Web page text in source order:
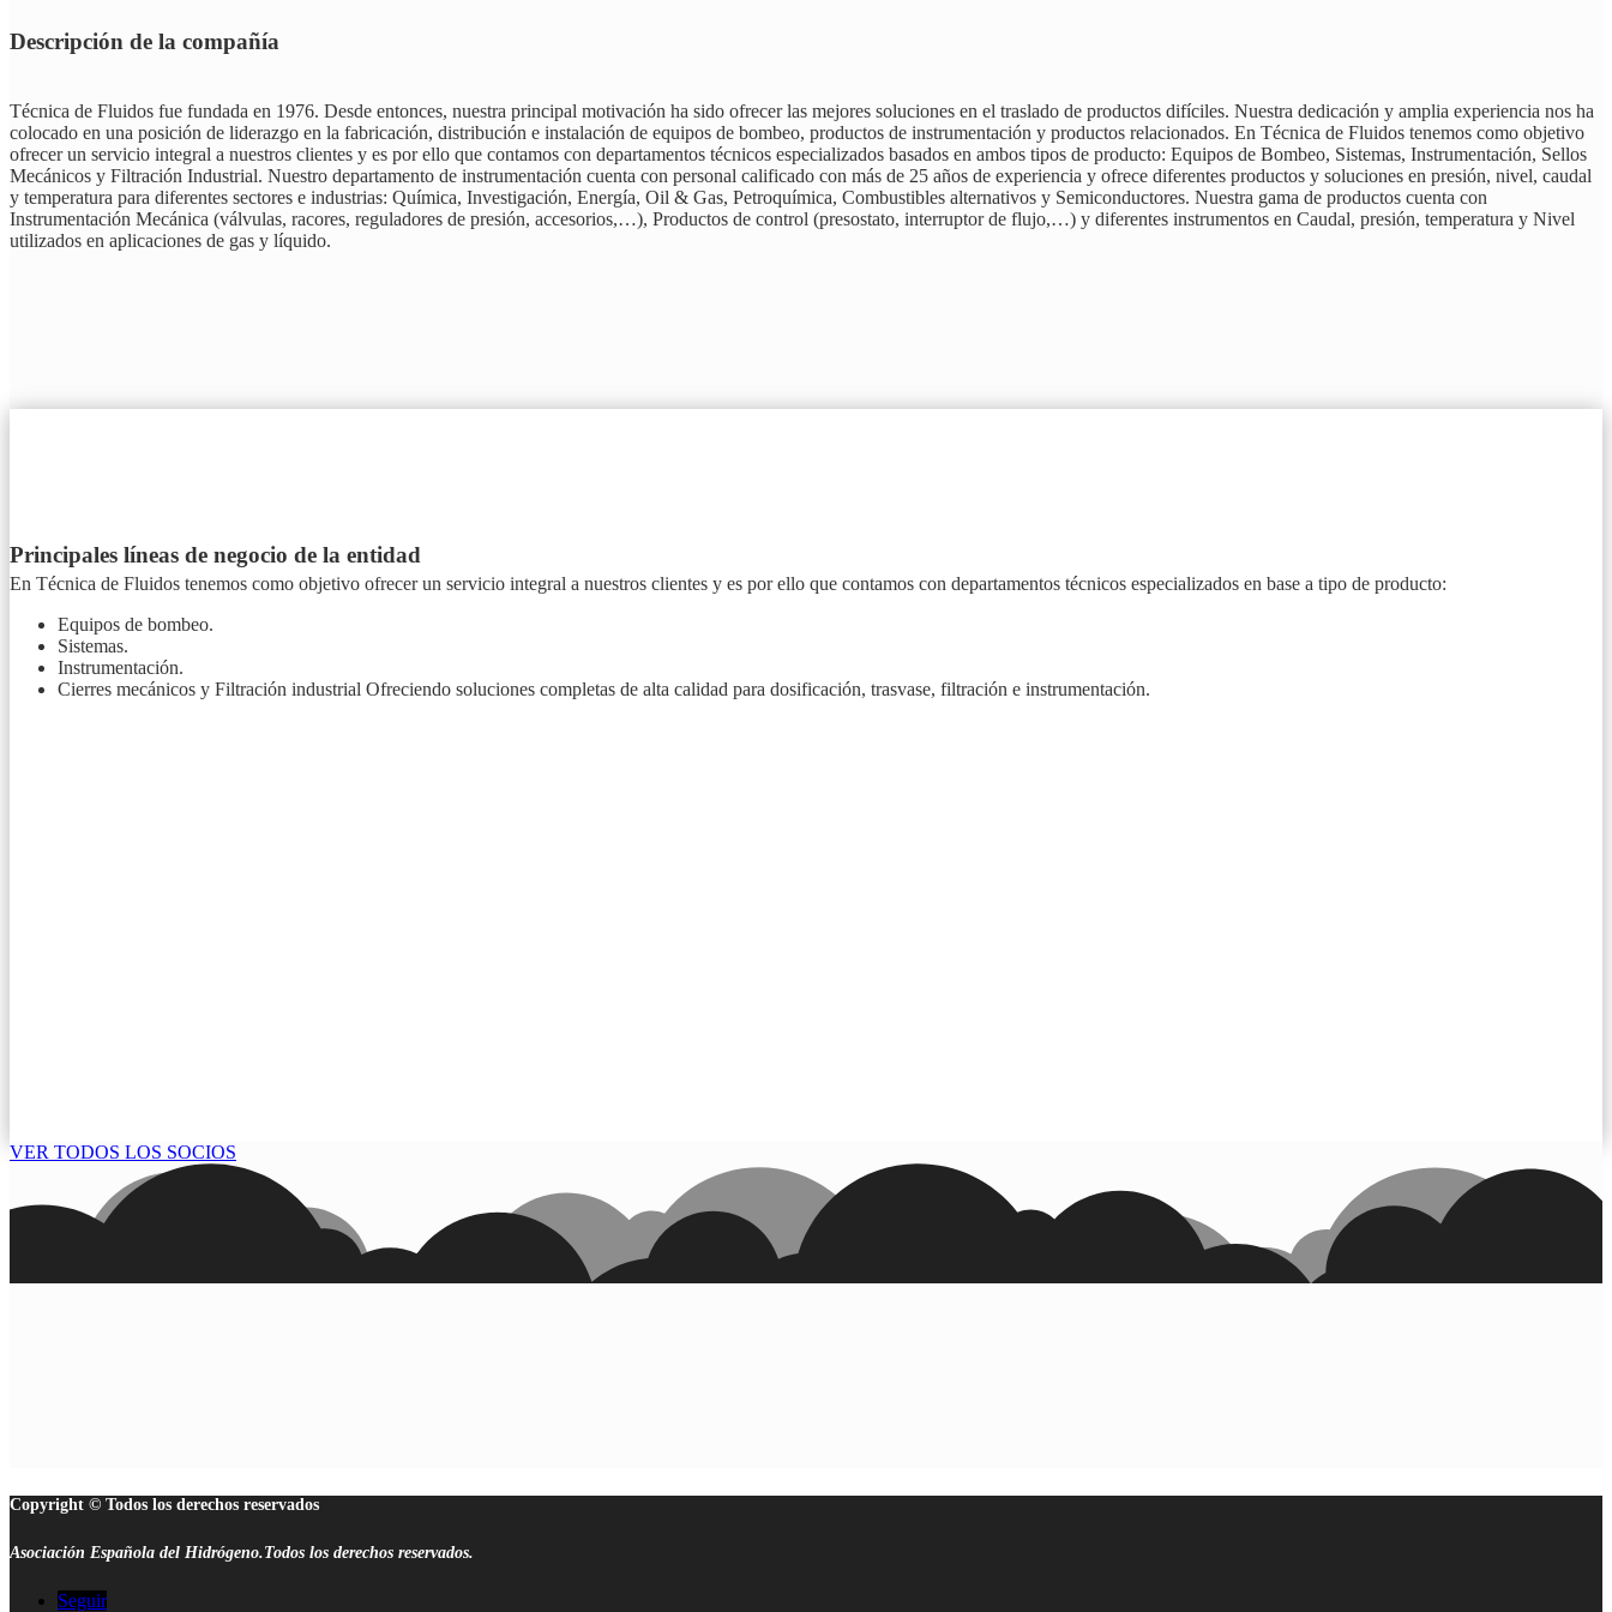
Descripción de la compañía
Técnica de Fluidos fue fundada en 1976. Desde entonces, nuestra principal motivación ha sido ofrecer las mejores soluciones en el traslado de productos difíciles. Nuestra dedicación y amplia experiencia nos ha
colocado en una posición de liderazgo en la fabricación, distribución e instalación de equipos de bombeo, productos de instrumentación y productos relacionados. En Técnica de Fluidos tenemos como objetivo
ofrecer un servicio integral a nuestros clientes y es por ello que contamos con departamentos técnicos especializados basados ​​en ambos tipos de producto: Equipos de Bombeo, Sistemas, Instrumentación, Sellos
Mecánicos y Filtración Industrial. Nuestro departamento de instrumentación cuenta con personal calificado con más de 25 años de experiencia y ofrece diferentes productos y soluciones en presión, nivel, caudal
y temperatura para diferentes sectores e industrias: Química, Investigación, Energía, Oil & Gas, Petroquímica, Combustibles alternativos y Semiconductores. Nuestra gama de productos cuenta con
Instrumentación Mecánica (válvulas, racores, reguladores de presión, accesorios,…), Productos de control (presostato, interruptor de flujo,…) y diferentes instrumentos en Caudal, presión, temperatura y Nivel
utilizados en aplicaciones de gas y líquido.
Principales líneas de negocio de la entidad
En Técnica de Fluidos tenemos como objetivo ofrecer un servicio integral a nuestros clientes y es por ello que contamos con departamentos técnicos especializados en base a tipo de producto:
Equipos de bombeo.
Sistemas.
Instrumentación.
Cierres mecánicos y Filtración industrial Ofreciendo soluciones completas de alta calidad para dosificación, trasvase, filtración e instrumentación.
VER TODOS LOS SOCIOS
Copyright © Todos los derechos reservados
Asociación Española del Hidrógeno.Todos los derechos reservados.
Seguir